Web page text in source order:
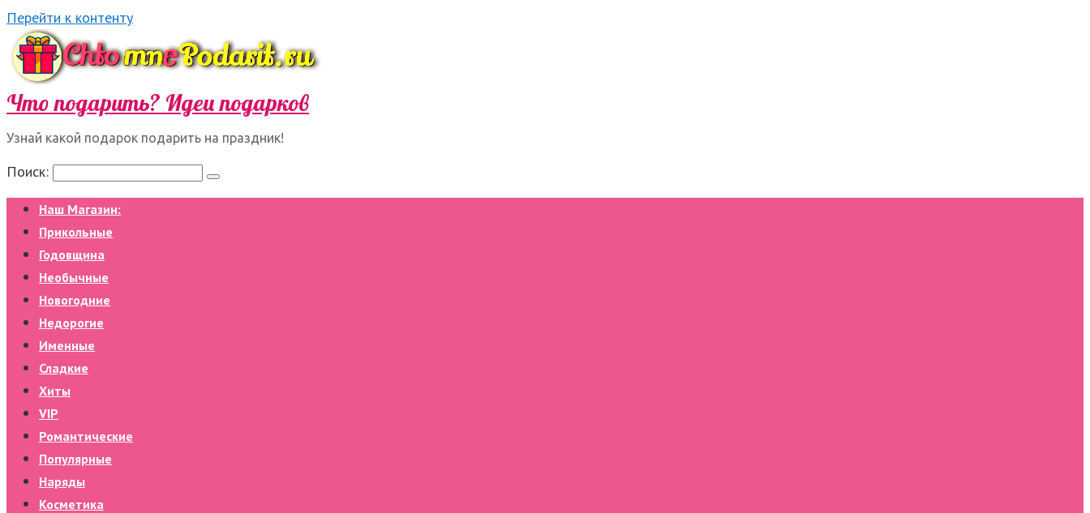
Перейти к контенту
Что подарить? Идеи подарков
Узнай какой подарок подарить на праздник!
Поиск:
Наш Магазин:
Прикольные
Годовщина
Необычные
Новогодние
Недорогие
Именные
Сладкие
Хиты
VIP
Романтические
Популярные
Наряды
Косметика